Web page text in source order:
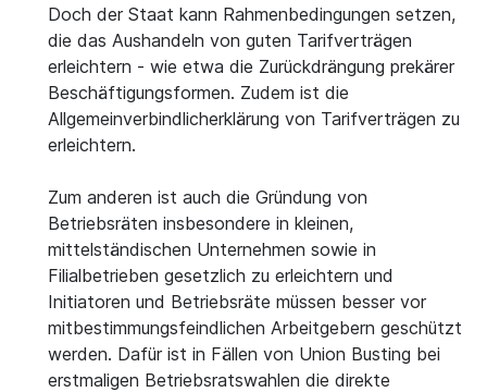
Doch der Staat kann Rahmenbedingungen setzen,
die das Aushandeln von guten Tarifverträgen
erleichtern - wie etwa die Zurückdrängung prekärer
Beschäftigungsformen. Zudem ist die
Allgemeinverbindlicherklärung von Tarifverträgen zu
erleichtern.
Zum anderen ist auch die Gründung von
Betriebsräten insbesondere in kleinen,
mittelständischen Unternehmen sowie in
Filialbetrieben gesetzlich zu erleichtern und
Initiatoren und Betriebsräte müssen besser vor
mitbestimmungsfeindlichen Arbeitgebern geschützt
werden. Dafür ist in Fällen von Union Busting bei
erstmaligen Betriebsratswahlen die direkte